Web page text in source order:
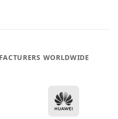
WORLDWIDE